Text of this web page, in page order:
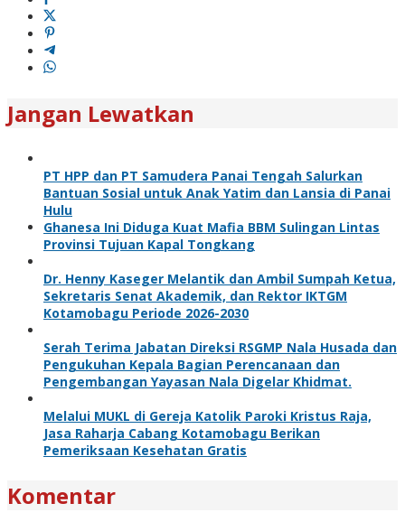
Jangan Lewatkan
PT HPP dan PT Samudera Panai Tengah Salurkan
Bantuan Sosial untuk Anak Yatim dan Lansia di Panai
Hulu
Ghanesa Ini Diduga Kuat Mafia BBM Sulingan Lintas
Provinsi Tujuan Kapal Tongkang
Dr. Henny Kaseger Melantik dan Ambil Sumpah Ketua,
Sekretaris Senat Akademik, dan Rektor IKTGM
Kotamobagu Periode 2026-2030
Serah Terima Jabatan Direksi RSGMP Nala Husada dan
Pengukuhan Kepala Bagian Perencanaan dan
Pengembangan Yayasan Nala Digelar Khidmat.
Melalui MUKL di Gereja Katolik Paroki Kristus Raja,
Jasa Raharja Cabang Kotamobagu Berikan
Pemeriksaan Kesehatan Gratis
Komentar